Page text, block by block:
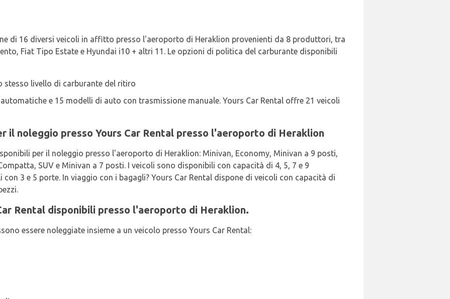
di 16 diversi veicoli in affitto presso l'aeroporto di Heraklion provenienti da 8 produttori, tra
Fiat Tipo Estate e Hyundai i10 + altri 11. Le opzioni di politica del carburante disponibili
stesso livello di carburante del ritiro
e 15 modelli di auto con trasmissione manuale. Yours Car Rental offre 21 veicoli
il noleggio presso Yours Car Rental presso l'aeroporto di Heraklion
per il noleggio presso l'aeroporto di Heraklion: Minivan, Economy, Minivan a 9 posti,
SUV e Minivan a 7 posti. I veicoli sono disponibili con capacità di 4, 5, 7 e 9
3 e 5 porte. In viaggio con i bagagli? Yours Car Rental dispone di veicoli con capacità di
Rental disponibili presso l'aeroporto di Heraklion.
essere noleggiate insieme a un veicolo presso Yours Car Rental: